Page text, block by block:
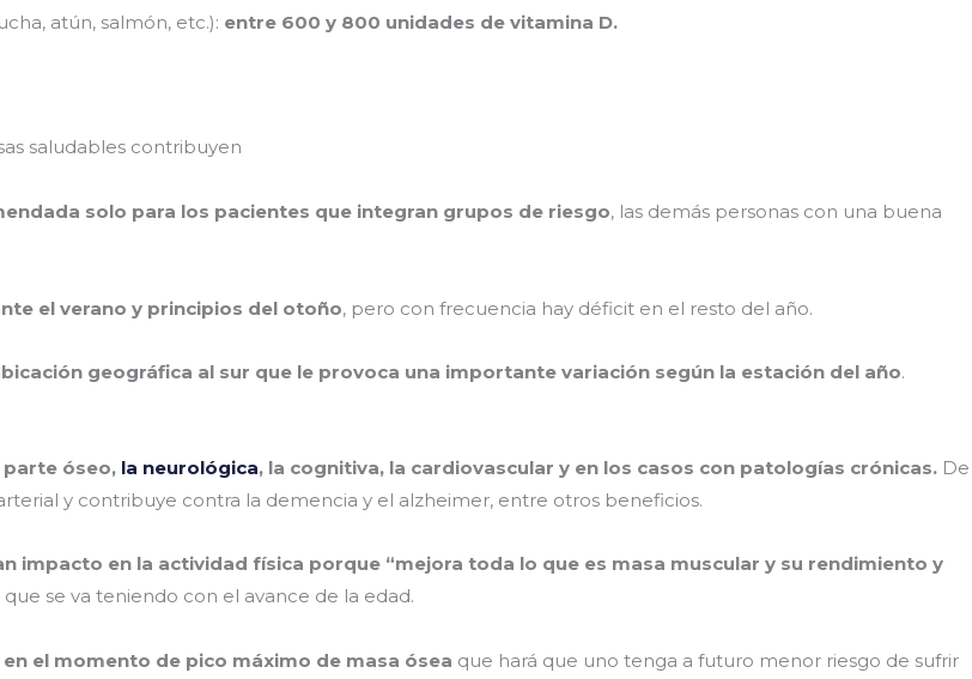
atún, salmón, etc.): entre 600 y 800 unidades de vitamina D.
saludables contribuyen
solo para los pacientes que integran grupos de riesgo, las demás personas con una buena
el verano y principios del otoño, pero con frecuencia hay déficit en el resto del año.
geográfica al sur que le provoca una importante variación según la estación del año.
parte óseo, la neurológica, la cognitiva, la cardiovascular y en los casos con patologías crónicas. De
y contribuye contra la demencia y el alzheimer, entre otros beneficios.
impacto en la actividad física porque “mejora toda lo que es masa muscular y su rendimiento y
se va teniendo con el avance de la edad.
en el momento de pico máximo de masa ósea que hará que uno tenga a futuro menor riesgo de sufrir